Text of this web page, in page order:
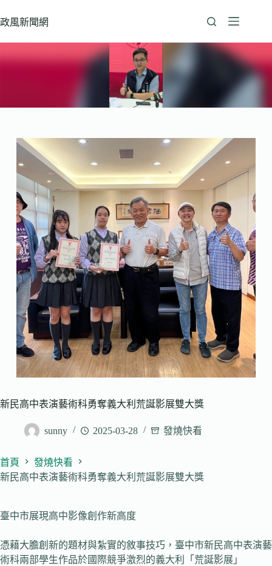
至
政風新聞網
新民高中表演藝術科勇奪義大利荒誕影展雙大獎
sunny 2025-03-28 發燒快看
首頁
發燒快看
新民高中表演藝術科勇奪義大利荒誕影展雙大獎
臺中市展現高中影像創作新高度
憑藉大膽創新的題材與紮實的敘事技巧，臺中市新民高中表演藝
術科兩部學生作品於國際競爭激烈的義大利「荒誕影展」